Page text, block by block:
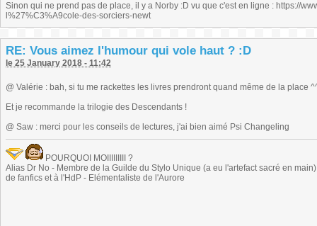
Sinon qui ne prend pas de place, il y a Norby :D vu que c'est en ligne : https://
l%27%C3%A9cole-des-sorciers-newt
RE: Vous aimez l'humour qui vole haut ? :D
le 25 January 2018 - 11:42
@ Valérie : bah, si tu me rackettes les livres prendront quand même de la place
Et je recommande la trilogie des Descendants !
@ Saw : merci pour les conseils de lectures, j'ai bien aimé Psi Changeling
POURQUOI MOIIIIIIIII ?
Alias Dr No - Membre de la Guilde du Stylo Unique (a eu l'artefact sacré en
de fanfics et à l'HdP - Elémentaliste de l'Aurore